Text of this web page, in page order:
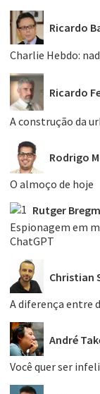
Ricardo
Charlie Hebdo:
Ricardo
A construção da
Rodrigo
O almoço de hoje
Rutger
Espionagem em
ChatGPT
Christian
A diferença entre
André
Você quer ser